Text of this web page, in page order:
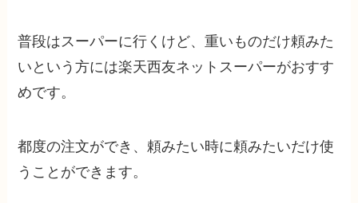
普段はスーパーに行くけど、重いものだけ頼みた
いという方には楽天西友ネットスーパーがおすす
めです。
都度の注文ができ、頼みたい時に頼みたいだけ使
うことができます。